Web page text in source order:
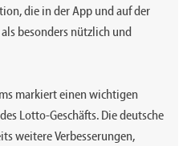
die in der App und auf der
besonders nützlich und
markiert einen wichtigen
Lotto-Geschäfts. Die deutsche
weitere Verbesserungen,